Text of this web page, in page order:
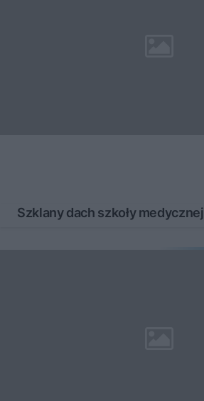
Szklany dach szkoły medycznej